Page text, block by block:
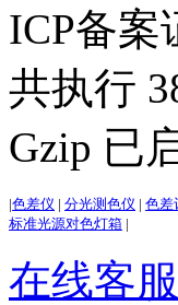
ICP备案
共执行
Gzip 已
|色差仪 | 分光测色仪 | 色差
标准光源对色灯箱 |
在线客服